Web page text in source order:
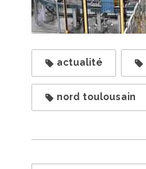
actualité
nord toulousain